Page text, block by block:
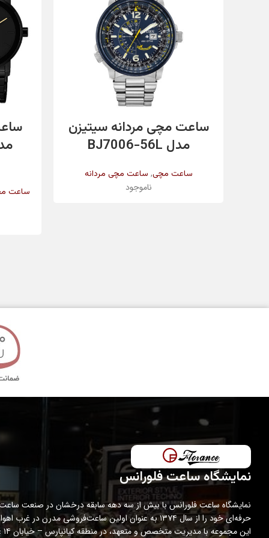
مقاومت در برابر آب
رنگ بدنه
اطلاعات بیشتر
ساعت مچی مردانه سیتیزن
مدل BJ7006-56L
ساعت مچی, ساعت مچی مردانه
ناموجود
ساعت
نمایشگاه ساعت فلورانس
نمایشگاه ساعت فلورانس با بیش از سه دهه سابقه درخشان در صنعت
حرفه‌ای خود را از سال ۱۳۷۴ به عنوان اولین ساعت‌فروشی مدرن در غرب
این